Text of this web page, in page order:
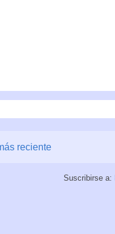
reciente
Suscribirse a: